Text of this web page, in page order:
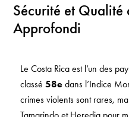
Sécurité et Qualité
Approfondi
Le Costa Rica est l’un des
classé 58e dans l’Indice
crimes violents sont rares,
Tamarindo et Heredia pour